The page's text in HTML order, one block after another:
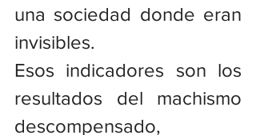
una sociedad donde eran
invisibles.
Esos indicadores son los
resultados del machismo
descompensado,